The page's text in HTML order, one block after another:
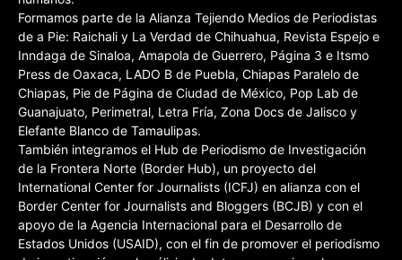
Formamos parte de la Alianza Tejiendo Medios de Periodistas
de a Pie: Raichali y La Verdad de Chihuahua, Revista Espejo e
Inndaga de Sinaloa, Amapola de Guerrero, Página 3 e Itsmo
Press de Oaxaca, LADO B de Puebla, Chiapas Paralelo de
Chiapas, Pie de Página de Ciudad de México, Pop Lab de
Guanajuato, Perimetral, Letra Fría, Zona Docs de Jalisco y
Elefante Blanco de Tamaulipas.
También integramos el Hub de Periodismo de Investigación
de la Frontera Norte (Border Hub), un proyecto del
International Center for Journalists (ICFJ) en alianza con el
Border Center for Journalists and Bloggers (BCJB) y con el
apoyo de la Agencia Internacional para el Desarrollo de
Estados Unidos (USAID), con el fin de promover el periodismo